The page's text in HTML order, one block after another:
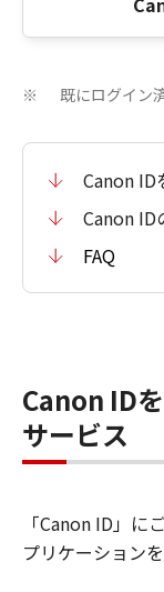
※ 既にログイン
Canon ID
Canon ID
FAQ
Canon ID
サービス
「Canon ID」
プリケーション